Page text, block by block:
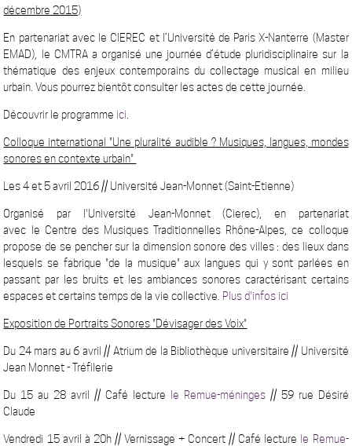
décembre 2015)
En partenariat avec le CIEREC et l’Université de Paris X-Nanterre (Master
EMAD), le CMTRA a organisé une journée d’étude pluridisciplinaire sur la
thématique des enjeux contemporains du collectage musical en milieu
urbain. Vous pourrez bientôt consulter les actes de cette journée.
Découvrir le programme ici
Colloque international "Une pluralité audible ? Musiques, langues, mondes
sonores en contexte urbain"
Les 4 et 5 avril 2016 // Université Jean-Monnet (Saint-Etienne)
Organisé par l'Université Jean-Monnet (Cierec), en partenariat
avec le Centre des Musiques Traditionnelles Rhône-Alpes, ce colloque
propose de se pencher sur la dimension sonore des villes : des lieux dans
lesquels se fabrique "de la musique" aux langues qui y sont parlées en
passant par les bruits et les ambiances sonores caractérisant certains
espaces et certains temps de la vie collective. Plus d'infos ici
Exposition de Portraits Sonores "Dévisager des Voix"
Du 24 mars au 6 avril // Atrium de la Bibliothèque universitaire // Université
Jean Monnet - Tréfilerie
Du 15 au 28 avril // Café lecture le Remue-méninges// 59 rue Désiré
Claude
Vendredi 15 avril à 20h // Vernissage + Concert // Café lecture le Remue-